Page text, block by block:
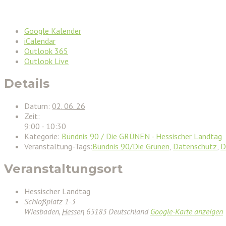
Google Kalender
iCalendar
Outlook 365
Outlook Live
Details
Datum: 02. 06. 26
Zeit:
9:00 - 10:30
Kategorie: Bündnis 90 / Die GRÜNEN - Hessischer Landtag
Veranstaltung-Tags:Bündnis 90/Die Grünen Datenschutz
Veranstaltungsort
Hessischer Landtag
Schloßplatz 1-3
Wiesbaden, Hessen 65183 Deutschland Google-Karte anzeigen